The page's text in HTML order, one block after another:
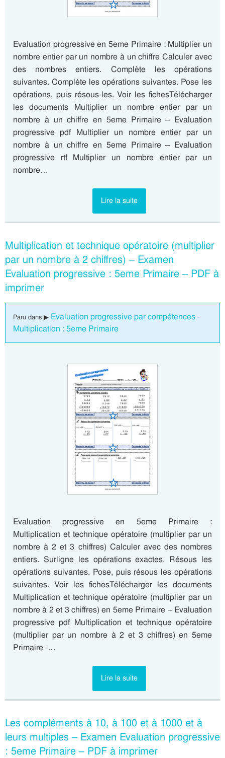
Evaluation progressive en 5eme Primaire : Multiplier un
nombre entier par un nombre à un chiffre Calculer avec
des nombres entiers. Complète les opérations
suivantes. Complète les opérations suivantes. Pose les
opérations, puis résous-les. Voir les fichesTélécharger
les documents Multiplier un nombre entier par un
nombre à un chiffre en 5eme Primaire – Evaluation
progressive pdf Multiplier un nombre entier par un
nombre à un chiffre en 5eme Primaire – Evaluation
progressive rtf Multiplier un nombre entier par un
nombre…
Lire la suite
Multiplication et technique opératoire (multiplier
par un nombre à 2 chiffres) – Examen
Evaluation progressive : 5eme Primaire – PDF à
imprimer
Paru dans ▶ Evaluation progressive par compétences -
Multiplication : 5eme Primaire
Evaluation progressive en 5eme Primaire :
Multiplication et technique opératoire (multiplier par un
nombre à 2 et 3 chiffres) Calculer avec des nombres
entiers. Surligne les opérations exactes. Résous les
opérations suivantes. Pose, puis résous les opérations
suivantes. Voir les fichesTélécharger les documents
Multiplication et technique opératoire (multiplier par un
nombre à 2 et 3 chiffres) en 5eme Primaire – Evaluation
progressive pdf Multiplication et technique opératoire
(multiplier par un nombre à 2 et 3 chiffres) en 5eme
Primaire -…
Lire la suite
Les compléments à 10, à 100 et à 1000 et à
leurs multiples – Examen Evaluation progressive
: 5eme Primaire – PDF à imprimer